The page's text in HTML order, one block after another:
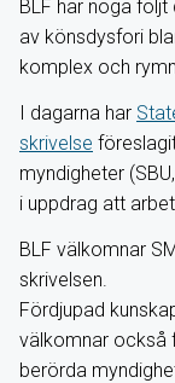
BLF har noga
av könsdysfori
komplex och
I dagarna har
skrivelse
myndigheter
i uppdrag att
BLF välkomnar
skrivelsen.
Fördjupad
välkomnar också
berörda